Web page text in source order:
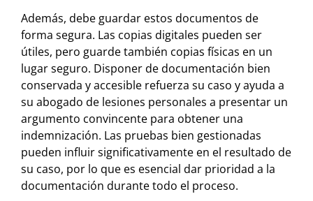
Además, debe guardar estos documentos de
forma segura. Las copias digitales pueden ser
útiles, pero guarde también copias físicas en un
lugar seguro. Disponer de documentación bien
conservada y accesible refuerza su caso y ayuda a
su abogado de lesiones personales a presentar un
argumento convincente para obtener una
indemnización. Las pruebas bien gestionadas
pueden influir significativamente en el resultado de
su caso, por lo que es esencial dar prioridad a la
documentación durante todo el proceso.